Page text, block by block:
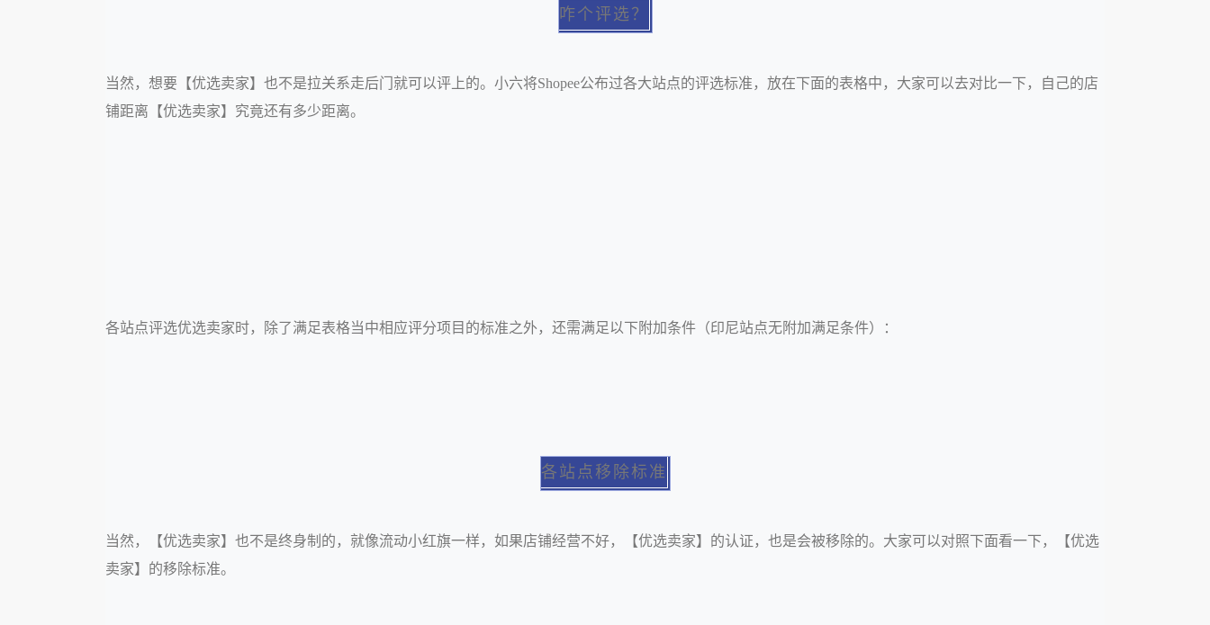
咋个评选？
当然，想要【优选卖家】也不是拉关系走后门就可以评上的。 小六将Shopee公布过各大站点的评选标准， 放在下面的表格中，大家可以去对比一下，自己的店
铺距离【优选卖家】究竟还有多少距离。
各站点评选优选卖家时，除了满足表格当中相应评分项目的标准之外，还需满足以下附加条件（印尼站点无附加满足条件）：
各站点移除标准
当然，【优选卖家】也不是终身制的，就像流动小红旗一样，如果店铺经营不好，【优选卖家】的认证，也是会被移除的。大家可以对照下面看一下，【优选
卖家】的移除标准。